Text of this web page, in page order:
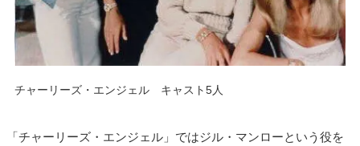
チャーリーズ・エンジェル キャスト5人
「チャーリーズ・エンジェル」ではジル・マンローという役を